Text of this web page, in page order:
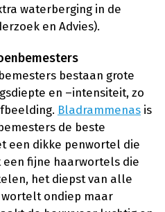
waterberging in de
en Advies).
bestaan grote
en –intensiteit, zo
Bladrammenas is
de beste
een dikke penwortel die
fijne haarwortels die
het diepst van alle
ondiep maar